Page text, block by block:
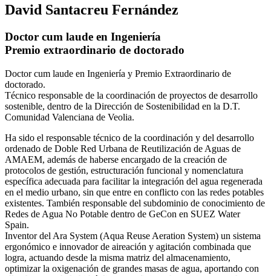
David Santacreu Fernández
Doctor cum laude en Ingeniería
Premio extraordinario de doctorado
Doctor cum laude en Ingeniería y Premio Extraordinario de
doctorado.
Técnico responsable de la coordinación de proyectos de desarrollo
sostenible, dentro de la Dirección de Sostenibilidad en la D.T.
Comunidad Valenciana de Veolia.
Ha sido el responsable técnico de la coordinación y del desarrollo
ordenado de Doble Red Urbana de Reutilización de Aguas de
AMAEM, además de haberse encargado de la creación de
protocolos de gestión, estructuración funcional y nomenclatura
específica adecuada para facilitar la integración del agua regenerada
en el medio urbano, sin que entre en conflicto con las redes potables
existentes. También responsable del subdominio de conocimiento de
Redes de Agua No Potable dentro de GeCon en SUEZ Water
Spain.
Inventor del Ara System (Aqua Reuse Aeration System) un sistema
ergonómico e innovador de aireación y agitación combinada que
logra, actuando desde la misma matriz del almacenamiento,
optimizar la oxigenación de grandes masas de agua, aportando con